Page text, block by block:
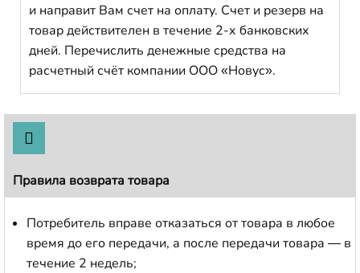
и направит Вам счет на оплату. Счет и резерв на
товар действителен в течение 2-х банковских
дней. Перечислить денежные средства на
расчетный счёт компании ООО «Новус».
Правила возврата товара
Потребитель вправе отказаться от товара в любое
время до его передачи, а после передачи товара — в
течение 2 недель;